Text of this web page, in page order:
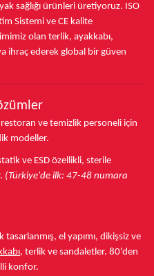
sağlığı ürünleri üretiyoruz. ISO
Sistemi ve CE kalite
olan terlik, ayakkabı,
ihraç ederek global bir güven
ve temizlik personeli için
modeller.
ve ESD özellikli, sterile
(Türkiye'de ilk: 47-48 numara
tasarlanmış, el yapımı, dikişsiz ve
, terlik ve sandaletler. 80'den
konfor.